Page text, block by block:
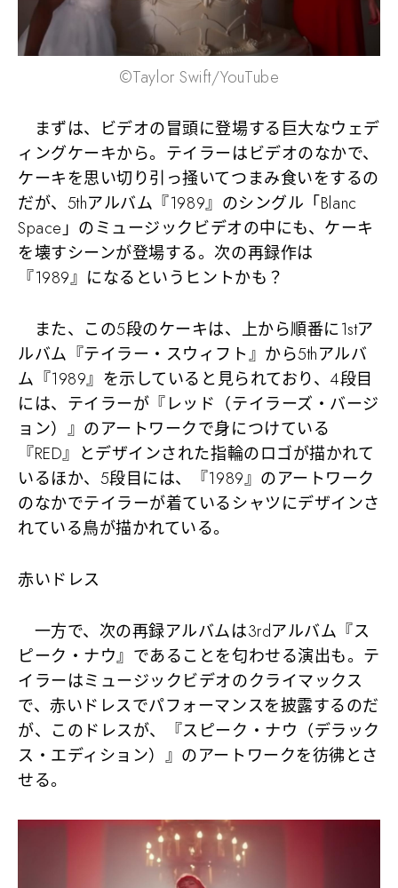
©️Taylor Swift/YouTube
まずは、ビデオの冒頭に登場する巨大なウェデ
ィングケーキから。テイラーはビデオのなかで、
ケーキを思い切り引っ掻いてつまみ食いをするの
だが、5thアルバム『1989』のシングル「Blanc
Space」のミュージックビデオの中にも、ケーキ
を壊すシーンが登場する。次の再録作は
『1989』になるというヒントかも？
また、この5段のケーキは、上から順番に1stア
ルバム『テイラー・スウィフト』から5thアルバ
ム『1989』を示していると見られており、4段目
には、テイラーが『レッド（テイラーズ・バージ
ョン）』のアートワークで身につけている
『RED』とデザインされた指輪のロゴが描かれて
いるほか、5段目には、『1989』のアートワーク
のなかでテイラーが着ているシャツにデザインさ
れている鳥が描かれている。
赤いドレス
一方で、次の再録アルバムは3rdアルバム『ス
ピーク・ナウ』であることを匂わせる演出も。テ
イラーはミュージックビデオのクライマックス
で、赤いドレスでパフォーマンスを披露するのだ
が、このドレスが、『スピーク・ナウ（デラック
ス・エディション）』のアートワークを彷彿とさ
せる。